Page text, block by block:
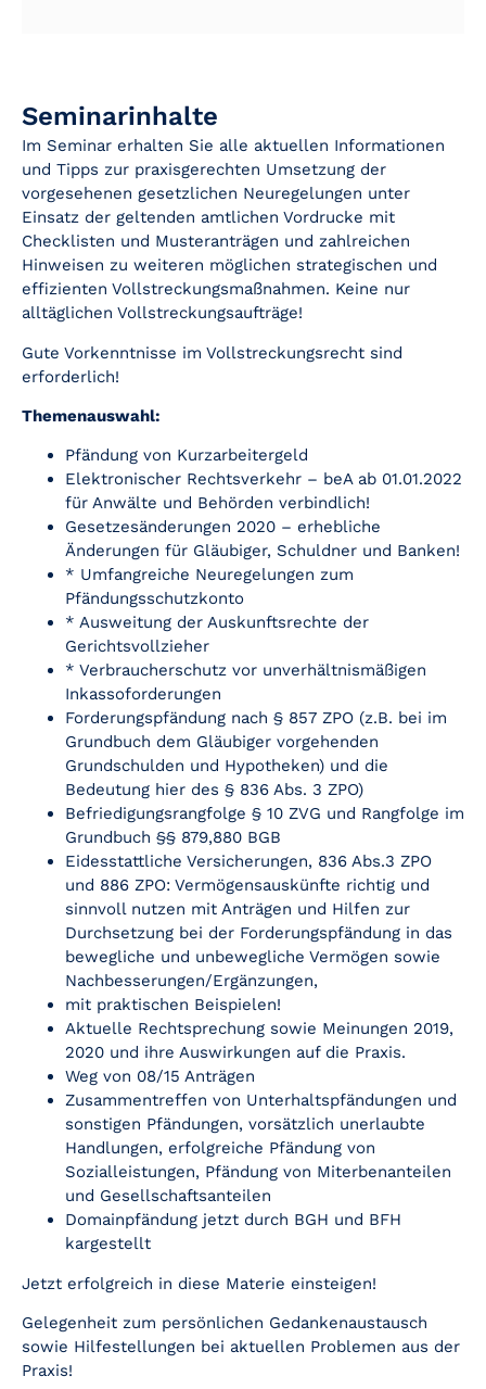
Seminarinhalte
Im Seminar erhalten Sie alle aktuellen Informationen
und Tipps zur praxisgerechten Umsetzung der
vorgesehenen gesetzlichen Neuregelungen unter
Einsatz der geltenden amtlichen Vordrucke mit
Checklisten und Musteranträgen und zahlreichen
Hinweisen zu weiteren möglichen strategischen und
effizienten Vollstreckungsmaßnahmen. Keine nur
alltäglichen Vollstreckungsaufträge!
Gute Vorkenntnisse im Vollstreckungsrecht sind
erforderlich!
Themenauswahl:
Pfändung von Kurzarbeitergeld
Elektronischer Rechtsverkehr – beA ab 01.01.2022
für Anwälte und Behörden verbindlich!
Gesetzesänderungen 2020 – erhebliche
Änderungen für Gläubiger, Schuldner und Banken!
* Umfangreiche Neuregelungen zum
Pfändungsschutzkonto
* Ausweitung der Auskunftsrechte der
Gerichtsvollzieher
* Verbraucherschutz vor unverhältnismäßigen
Inkassoforderungen
Forderungspfändung nach § 857 ZPO (z.B. bei im
Grundbuch dem Gläubiger vorgehenden
Grundschulden und Hypotheken) und die
Bedeutung hier des § 836 Abs. 3 ZPO)
Befriedigungsrangfolge § 10 ZVG und Rangfolge im
Grundbuch §§ 879,880 BGB
Eidesstattliche Versicherungen, 836 Abs.3 ZPO
und 886 ZPO: Vermögensauskünfte richtig und
sinnvoll nutzen mit Anträgen und Hilfen zur
Durchsetzung bei der Forderungspfändung in das
bewegliche und unbewegliche Vermögen sowie
Nachbesserungen/Ergänzungen,
mit praktischen Beispielen!
Aktuelle Rechtsprechung sowie Meinungen 2019,
2020 und ihre Auswirkungen auf die Praxis.
Weg von 08/15 Anträgen
Zusammentreffen von Unterhaltspfändungen und
sonstigen Pfändungen, vorsätzlich unerlaubte
Handlungen, erfolgreiche Pfändung von
Sozialleistungen, Pfändung von Miterbenanteilen
und Gesellschaftsanteilen
Domainpfändung jetzt durch BGH und BFH
kargestellt
Jetzt erfolgreich in diese Materie einsteigen!
Gelegenheit zum persönlichen Gedankenaustausch
sowie Hilfestellungen bei aktuellen Problemen aus der
Praxis!